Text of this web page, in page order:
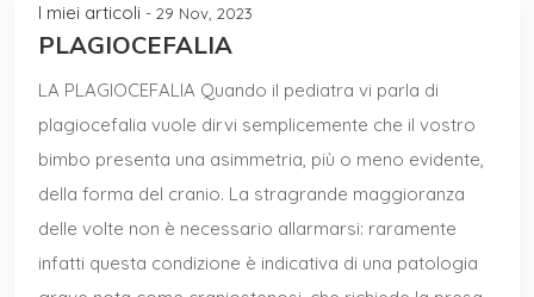
I miei articoli - 29 Nov, 2023
PLAGIOCEFALIA
LA PLAGIOCEFALIA Quando il pediatra vi parla di
plagiocefalia vuole dirvi semplicemente che il vostro
bimbo presenta una asimmetria, più o meno evidente,
della forma del cranio. La stragrande maggioranza
delle volte non è necessario allarmarsi: raramente
infatti questa condizione è indicativa di una patologia